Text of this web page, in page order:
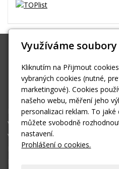
Borský
Hošťálkova 37 Praha 6
reklama@borsky.cz
608703570
Reklamní agentura
Včelí produkty
Vermikompostování
Kontakt
Využíváme
Kliknutím na Přijmout
vybraných cookies (nutné,
marketingové). Cookies
našeho webu, měření jeho
personalizaci reklam. To
můžete svobodně
nastavení.
Prohlášení o cookies.